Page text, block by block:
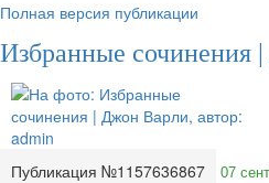
Полная версия публикации
Избранные сочинения
Публикация №1157636867 07